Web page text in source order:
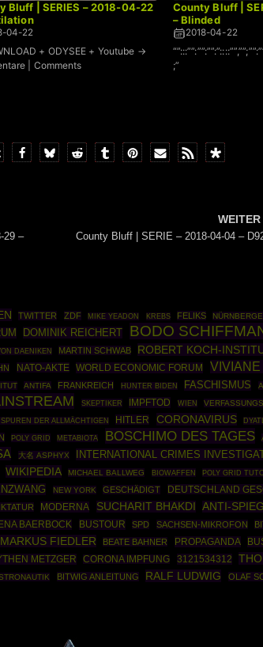
Bluff | SERIES – 2018-04-22
04-22
+ ODYSEE + Youtube →
| Comments
County Bluff |
– Blinded
2018-04-22
;”
29 –
WEITER
County Bluff | SERIE – 2018-04-04 –
TWITTER ZDF MIKE YEADON KREBS FELIKS
DOMINIK REICHERT BODO
DAENIKEN MARTIN SCHWAB ROBERT KOCH-
NATO-AKTE WORLD ECONOMIC FORUM
ANTIFA FRANKREICH HUNTER BIDEN FASCHISMUS
SKEPTIKER IMPFTOD WIEN
DER ALLMÄCHTIGEN HITLER CORONAVIRUS
POLY GRID METABIOTA BOSCHIMO DES TAGES
大名 ASPHYX INTERNATIONAL CRIMES
WIKIPEDIA MICHAEL BALLWEG BIOWAFFEN POLY GRID
NEW YORK GESCHÄDIGT DEUTSCHLAND
MODERNA SUCHARIT BHAKDI ANTI-
BAERBOCK BUSTOUR SPD SACHSEN-MIKROFON
MARKUS FIEDLER BEATE BAHNER PROPAGANDA
METZGER CORONA IMPFUNG 3121534312
BITWIG ANLEITUNG RALF LUDWIG OLAF